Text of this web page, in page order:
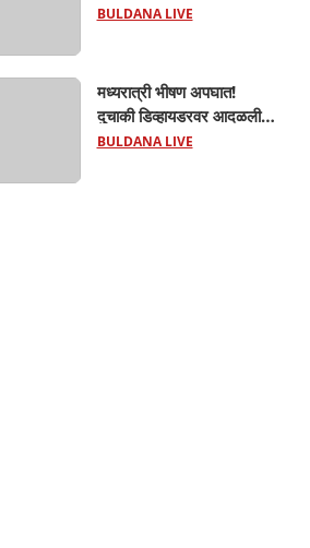
तरुणीवर लैंगिक अत्याचार;
आरोप; चिखली पोलिसांकडून
आरोपीविरुद्ध कठोर कारवाई
BULDANA LIVE
मध्यरात्री भीषण अपघात!
दुचाकी डिव्हायडरवर आदळली;
हिंगणा शिवारातील ५५ वर्षीय
BULDANA LIVE